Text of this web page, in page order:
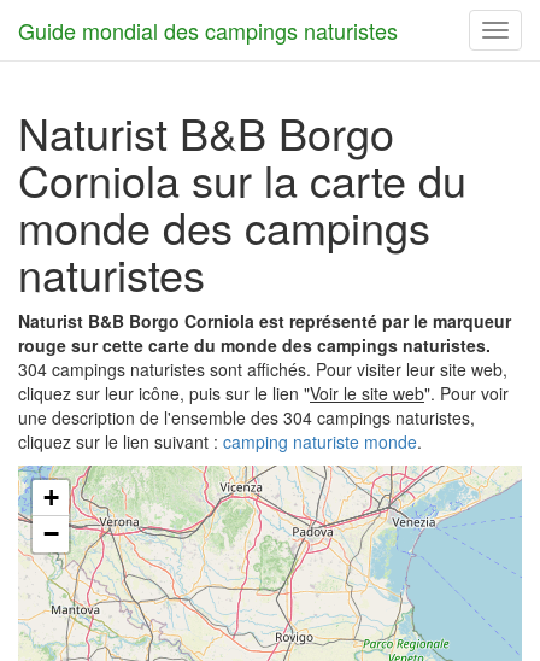
Guide mondial des campings naturistes
Naturist B&B Borgo
Corniola sur la carte du
monde des campings
naturistes
Naturist B&B Borgo Corniola est représenté par le marqueur
rouge sur cette carte du monde des campings naturistes.
304 campings naturistes sont affichés. Pour visiter leur site web,
cliquez sur leur icône, puis sur le lien "Voir le site web". Pour voir
une description de l'ensemble des 304 campings naturistes,
cliquez sur le lien suivant : camping naturiste monde.
+
−